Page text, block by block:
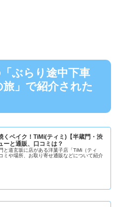
ぶらり途中下車
」で紹介された
くベイク！TiMi(ティミ)【半蔵門・渋
ーと通販、口コミは？
と道玄坂に店がある洋菓子店「TiMi（ティ
ミや場所、お取り寄せ通販などについて紹介